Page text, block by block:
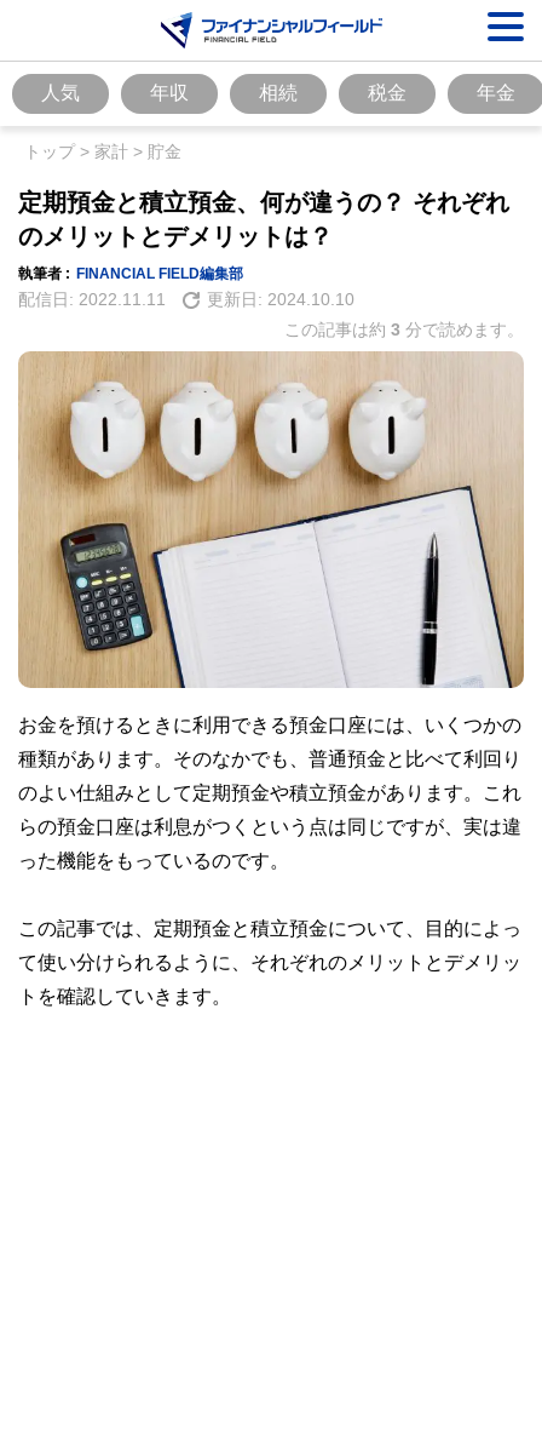
人気 年収 相続 税金 年金
トップ> 家計 > 貯金
定期預金と積立預金、何が違うの？ それぞれ
のメリットとデメリットは？
執筆者 : FINANCIAL FIELD編集部
配信日: 2022.11.11 更新日: 2024.10.10
この記事は約 3 分で読めます。
お金を預けるときに利用できる預金口座には、いくつかの
種類があります。そのなかでも、普通預金と比べて利回り
のよい仕組みとして定期預金や積立預金があります。これ
らの預金口座は利息がつくという点は同じですが、実は違
った機能をもっているのです。
この記事では、定期預金と積立預金について、目的によっ
て使い分けられるように、それぞれのメリットとデメリッ
トを確認していきます。